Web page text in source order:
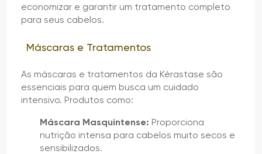
economizar e garantir um tratamento completo
para seus cabelos.
Máscaras e Tratamentos
As máscaras e tratamentos da Kérastase são
essenciais para quem busca um cuidado
intensivo. Produtos como:
Máscara Masquintense: Proporciona
nutrição intensa para cabelos muito secos e
sensibilizados.